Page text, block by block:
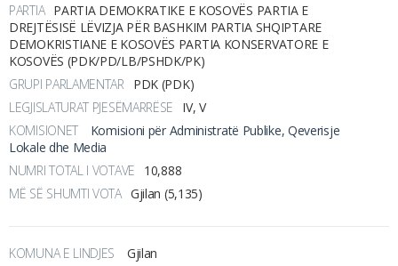
PARTIA PARTIA DEMOKRATIKE E KOSOVËS PARTIA E
DREJTËSISË LËVIZJA PËR BASHKIM PARTIA SHQIPTARE
DEMOKRISTIANE E KOSOVËS PARTIA KONSERVATORE E
KOSOVËS (PDK/PD/LB/PSHDK/PK)
GRUPI PARLAMENTAR
PDK (PDK)
LEGJISLATURAT PJESËMARRËSE
IV, V
KOMISIONET
Komisioni për Administratë Publike, Qeverisje
Lokale dhe Media
NUMRI TOTAL I VOTAVE
10,888
MË SË SHUMTI VOTA Gjilan (5,135)
KOMUNA E LINDJES
Gjilan